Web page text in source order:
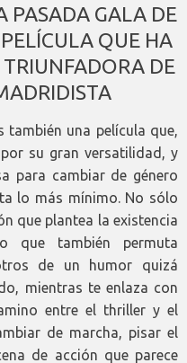
PASADA GALA DE
QUE HA
DE
también una película que,
su gran versatilidad, y
para cambiar de género
lo más mínimo. No sólo
que plantea la existencia
que también permuta
de un humor quizá
mientras te enlaza con
entre el thriller y el
de marcha, pisar el
de acción que parece